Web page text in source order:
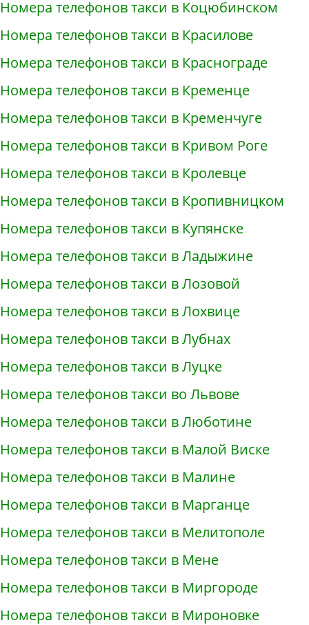
Номера телефонов такси в Коцюбинском
Номера телефонов такси в Красилове
Номера телефонов такси в Краснограде
Номера телефонов такси в Кременце
Номера телефонов такси в Кременчуге
Номера телефонов такси в Кривом Роге
Номера телефонов такси в Кролевце
Номера телефонов такси в Кропивницком
Номера телефонов такси в Купянске
Номера телефонов такси в Ладыжине
Номера телефонов такси в Лозовой
Номера телефонов такси в Лохвице
Номера телефонов такси в Лубнах
Номера телефонов такси в Луцке
Номера телефонов такси во Львове
Номера телефонов такси в Люботине
Номера телефонов такси в Малой Виске
Номера телефонов такси в Малине
Номера телефонов такси в Марганце
Номера телефонов такси в Мелитополе
Номера телефонов такси в Мене
Номера телефонов такси в Миргороде
Номера телефонов такси в Мироновке